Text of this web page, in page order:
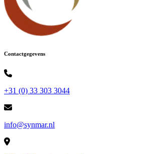
Contactgegevens
+31 (0) 33 303 3044
info@synmar.nl